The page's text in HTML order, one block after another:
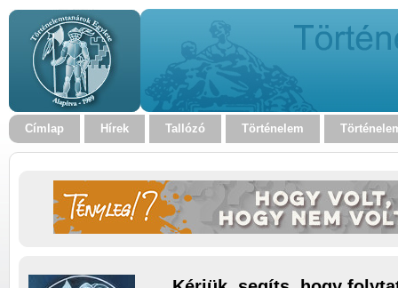
Címlap Hírek Tallózó Történelem